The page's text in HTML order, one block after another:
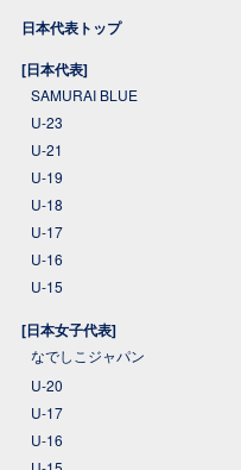
日本代表トップ
[日本代表]
SAMURAI BLUE
U-23
U-21
U-19
U-18
U-17
U-16
U-15
[日本女子代表]
なでしこジャパン
U-20
U-17
U-16